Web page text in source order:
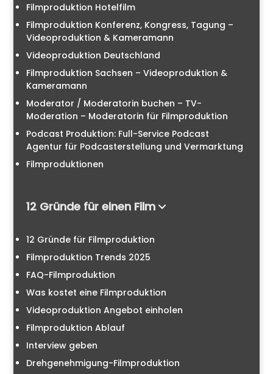
Filmproduktion Hotelfilm
Filmproduktion Konferenz, Kongress, Tagung –
Videoproduktion & Kameramann
Videoproduktion Deutschland
Filmproduktion Sachsen – Videoproduktion &
Kameramann
Moderator / Moderatorin buchen – TV-
Moderation – Moderatorin für Filmproduktion
Podcast Produktion: Full-Service Podcast
Agentur für Podcasterstellung und Vermarktung
Filmproduktionen
12 Gründe für einen Film
12 Gründe für Filmproduktion
Filmproduktion Trends 2025
FAQ-Filmproduktion
Was kostet eine Filmproduktion
Videoproduktion Angebot einholen
Filmproduktion Ablauf
Interview geben
Drehgenehmigung-Filmproduktion